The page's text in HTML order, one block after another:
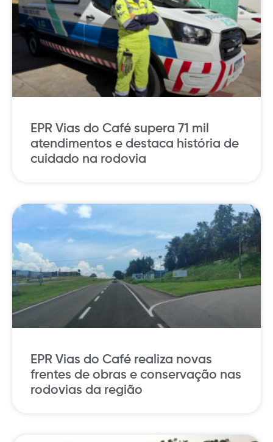
EPR Vias do Café supera 71 mil
atendimentos e destaca história de
cuidado na rodovia
EPR Vias do Café realiza novas
frentes de obras e conservação nas
rodovias da região